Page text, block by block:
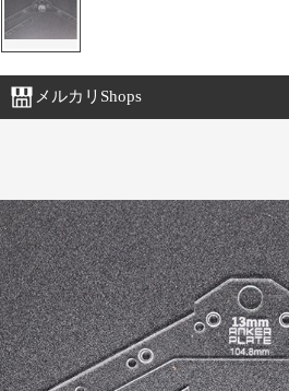
メルカリShops